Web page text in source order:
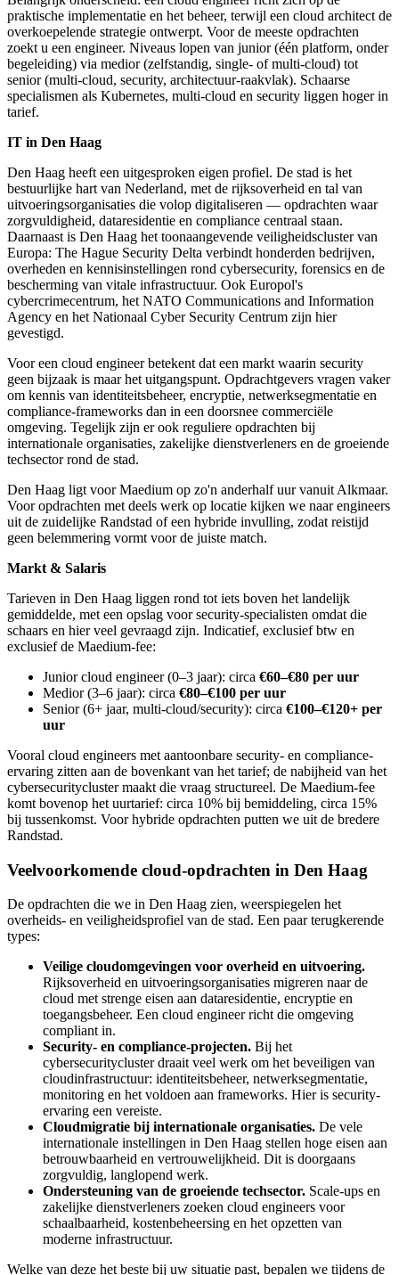
praktische implementatie en het beheer, terwijl een cloud architect de
overkoepelende strategie ontwerpt. Voor de meeste opdrachten
zoekt u een engineer. Niveaus lopen van junior (één platform, onder
begeleiding) via medior (zelfstandig, single- of multi-cloud) tot
senior (multi-cloud, security, architectuur-raakvlak). Schaarse
specialismen als Kubernetes, multi-cloud en security liggen hoger in
tarief.
IT in Den Haag
Den Haag heeft een uitgesproken eigen profiel. De stad is het
bestuurlijke hart van Nederland, met de rijksoverheid en tal van
uitvoeringsorganisaties die volop digitaliseren — opdrachten waar
zorgvuldigheid, dataresidentie en compliance centraal staan.
Daarnaast is Den Haag het toonaangevende veiligheidscluster van
Europa: The Hague Security Delta verbindt honderden bedrijven,
overheden en kennisinstellingen rond cybersecurity, forensics en de
bescherming van vitale infrastructuur. Ook Europol's
cybercrimecentrum, het NATO Communications and Information
Agency en het Nationaal Cyber Security Centrum zijn hier
gevestigd.
Voor een cloud engineer betekent dat een markt waarin security
geen bijzaak is maar het uitgangspunt. Opdrachtgevers vragen vaker
om kennis van identiteitsbeheer, encryptie, netwerksegmentatie en
compliance-frameworks dan in een doorsnee commerciële
omgeving. Tegelijk zijn er ook reguliere opdrachten bij
internationale organisaties, zakelijke dienstverleners en de groeiende
techsector rond de stad.
Den Haag ligt voor Maedium op zo'n anderhalf uur vanuit Alkmaar.
Voor opdrachten met deels werk op locatie kijken we naar engineers
uit de zuidelijke Randstad of een hybride invulling, zodat reistijd
geen belemmering vormt voor de juiste match.
Markt & Salaris
Tarieven in Den Haag liggen rond tot iets boven het landelijk
gemiddelde, met een opslag voor security-specialisten omdat die
schaars en hier veel gevraagd zijn. Indicatief, exclusief btw en
exclusief de Maedium-fee:
Junior cloud engineer (0–3 jaar): circa €60–€80 per uur
Medior (3–6 jaar): circa €80–€100 per uur
Senior (6+ jaar, multi-cloud/security): circa €100–€120+ per
uur
Vooral cloud engineers met aantoonbare security- en compliance-
ervaring zitten aan de bovenkant van het tarief; de nabijheid van het
cybersecuritycluster maakt die vraag structureel. De Maedium-fee
komt bovenop het uurtarief: circa 10% bij bemiddeling, circa 15%
bij tussenkomst. Voor hybride opdrachten putten we uit de bredere
Randstad.
Veelvoorkomende cloud-opdrachten in Den Haag
De opdrachten die we in Den Haag zien, weerspiegelen het
overheids- en veiligheidsprofiel van de stad. Een paar terugkerende
types:
Veilige cloudomgevingen voor overheid en uitvoering.
Rijksoverheid en uitvoeringsorganisaties migreren naar de
cloud met strenge eisen aan dataresidentie, encryptie en
toegangsbeheer. Een cloud engineer richt die omgeving
compliant in.
Security- en compliance-projecten. Bij het
cybersecuritycluster draait veel werk om het beveiligen van
cloudinfrastructuur: identiteitsbeheer, netwerksegmentatie,
monitoring en het voldoen aan frameworks. Hier is security-
ervaring een vereiste.
Cloudmigratie bij internationale organisaties. De vele
internationale instellingen in Den Haag stellen hoge eisen aan
betrouwbaarheid en vertrouwelijkheid. Dit is doorgaans
zorgvuldig, langlopend werk.
Ondersteuning van de groeiende techsector. Scale-ups en
zakelijke dienstverleners zoeken cloud engineers voor
schaalbaarheid, kostenbeheersing en het opzetten van
moderne infrastructuur.
Welke van deze het beste bij uw situatie past, bepalen we tijdens de